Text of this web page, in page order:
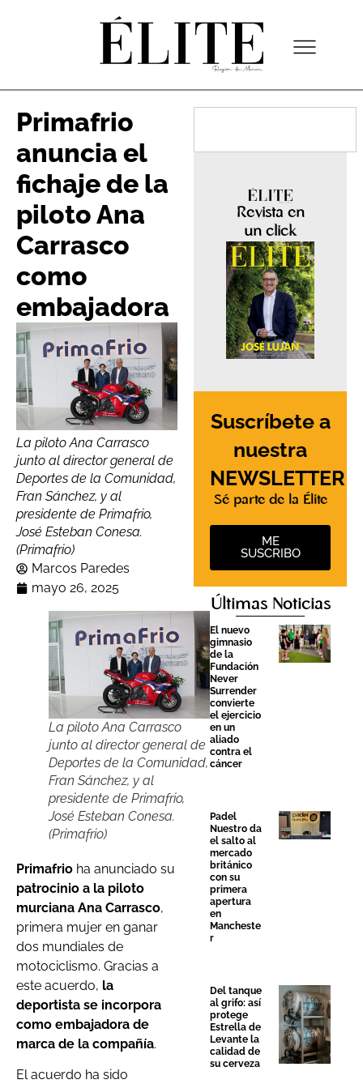
Primafrio
anuncia el
fichaje de la
piloto Ana
Carrasco
como
embajadora
La piloto Ana Carrasco
junto al director general de
Deportes de la Comunidad,
Fran Sánchez, y al
presidente de Primafrio,
José Esteban Conesa.
(Primafrio)
Marcos Paredes
mayo 26, 2025
La piloto Ana Carrasco
junto al director general de
Deportes de la Comunidad,
Fran Sánchez, y al
presidente de Primafrio,
José Esteban Conesa.
(Primafrio)
Primafrio ha anunciado su
patrocinio a la piloto
murciana Ana Carrasco,
primera mujer en ganar
dos mundiales de
motociclismo. Gracias a
este acuerdo, la
deportista se incorpora
como embajadora de
marca de la compañía.
El acuerdo ha sido
Revista en
un click
Suscríbete a
nuestra
NEWSLETTER
Sé parte de la Élite
ME
SUSCRIBO
Últimas Noticias
El nuevo
gimnasio
de la
Fundación
Never
Surrender
convierte
el ejercicio
en un
aliado
contra el
cáncer
Padel
Nuestro da
el salto al
mercado
británico
con su
primera
apertura
en
Mancheste
r
Del tanque
al grifo: así
protege
Estrella de
Levante la
calidad de
su cerveza